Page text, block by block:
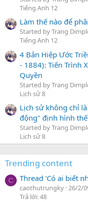
Tiếng Anh 12
Làm thế nào để
Started by Trang
Tiếng Anh 12
4 Bản Hiệp Ước
- 1884): Tiến Trình
Quyền
Started by Trang
Lịch sử 8
Lịch sử không chỉ
động" định hình
Started by Trang
Lịch sử 8
Trending content
C Thread 'Có ai biết
caothutrungky 26/2/
Trả lời: 48